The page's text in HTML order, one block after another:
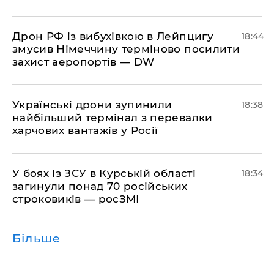
​Дрон РФ із вибухівкою в Лейпцигу
змусив Німеччину терміново посилити
захист аеропортів — DW
18:44
​Українські дрони зупинили
найбільший термінал з перевалки
харчових вантажів у Росії
18:38
​У боях із ЗСУ в Курській області
загинули понад 70 російських
строковиків — росЗМІ
18:34
Більше